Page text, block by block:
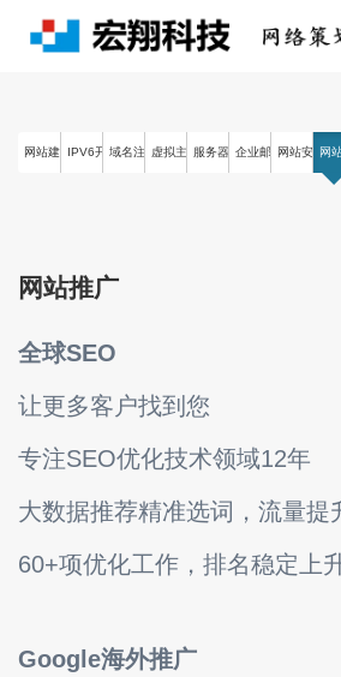
网站建设IPV6开发域名注册虚拟主机服务器 企业邮箱网站安全网
网站推广
全球SEO
让更多客户找到您
专注SEO优化技术领域12年
大数据推荐精准选词，流量提
60+项优化工作，排名稳定上
Google海外推广